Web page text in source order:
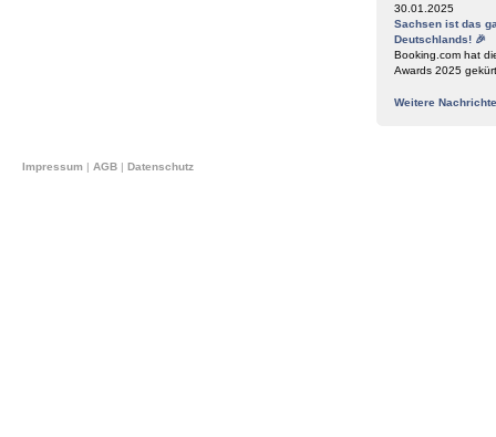
30.01.2025
Sachsen ist das
Deutschlands! 🎉
Booking.com hat
Awards 2025 gekürt
Weitere
Impressum | AGB | Datenschutz